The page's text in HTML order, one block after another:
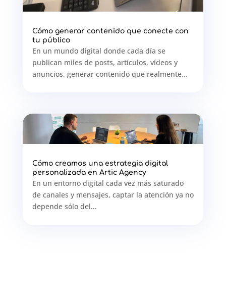
Cómo generar contenido que conecte con
tu público
En un mundo digital donde cada día se
publican miles de posts, artículos, vídeos y
anuncios, generar contenido que realmente...
Cómo creamos una estrategia digital
personalizada en Artic Agency
En un entorno digital cada vez más saturado
de canales y mensajes, captar la atención ya no
depende sólo del...